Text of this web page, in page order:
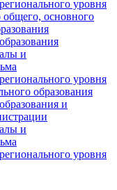
уровня
общего, основного
и
уровня
образования
и
и
уровня